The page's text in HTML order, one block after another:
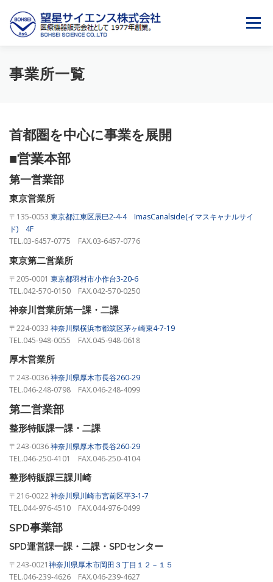
メニュー
会社情報
求人情報
（RECRUIT）
事業所一覧
首都圏を中心に事業を展開
■営業本部
第一営業部
東京営業所
〒135-0053 東京都江東区辰巳2-4-4 ImasCanalside(イマスキャナルサイ
ド) 4F
TEL.03-6457-0775 FAX.03-6457-0776
東京第二営業所
〒205-0001 東京都羽村市小作台3-20-6
TEL.042-570-0150 FAX.042-570-0250
神奈川営業所第一課・二課
〒224-0033 神奈川県横浜市都筑区茅ヶ崎東4-7-19
TEL.045-948-0055 FAX.045-948-0618
厚木営業所
〒243-0036神奈川県厚木市長谷260-29
TEL.046-248-0798 FAX.046-248-4099
第二営業部
整形特販課一課・二課
〒243-0036神奈川県厚木市長谷260-29
TEL.046-250-4101 FAX.046-250-4104
整形特販課三課川崎
〒216-0022神奈川県川崎市宮前区平3-1-7
TEL.044-976-4510 FAX.044-976-0499
SPD事業部
SPD運営課一課・二課・SPDセンター
〒243-0021神奈川県厚木市岡田３丁目１２－１５
TEL.046-239-4626 FAX.046-239-4627